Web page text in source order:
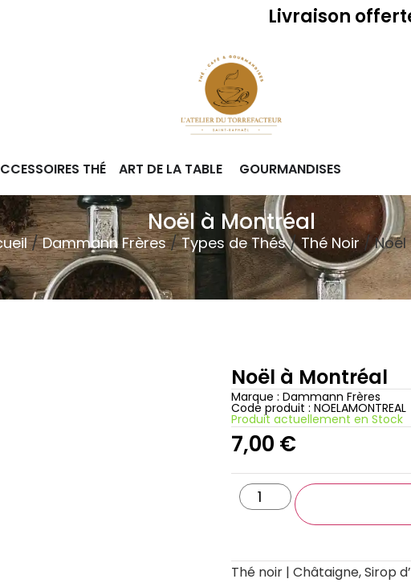
Livraison offerte dès
THÉ ART DE LA TABLE GOURMANDISES
Noël à Montréal
/Dammann Frères/Types de Thés/Thé Noir/ Noël
Noël à Montréal
Marque : Dammann Frères
Code produit : NOELAMONTREAL
Produit actuellement en Stock
7,00 €
Thé noir | Châtaigne, Sirop